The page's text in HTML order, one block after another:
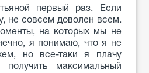
первый раз. Если
не совсем доволен всем.
на которых мы не
я понимаю, что я не
но все-таки я плачу
максимальный